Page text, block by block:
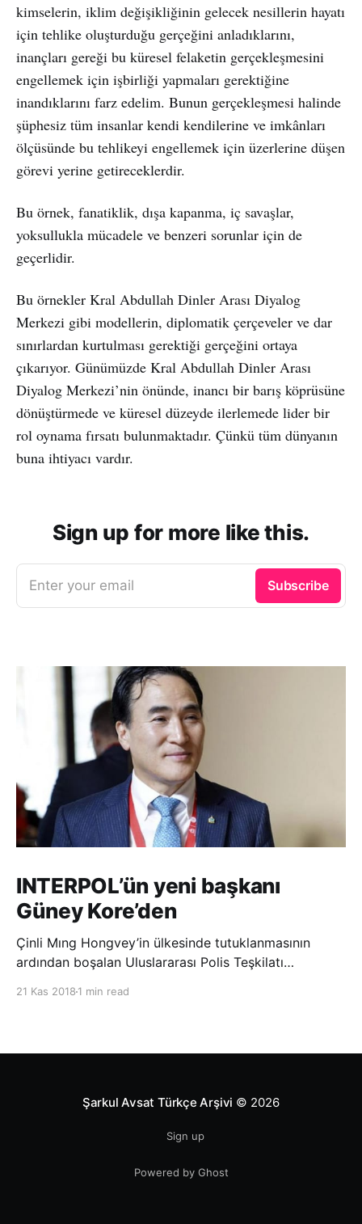
kimselerin, iklim değişikliğinin gelecek nesillerin hayatı
için tehlike oluşturduğu gerçeğini anladıklarını,
inançları gereği bu küresel felaketin gerçekleşmesini
engellemek için işbirliği yapmaları gerektiğine
inandıklarını farz edelim. Bunun gerçekleşmesi halinde
şüphesiz tüm insanlar kendi kendilerine ve imkânları
ölçüsünde bu tehlikeyi engellemek için üzerlerine düşen
görevi yerine getireceklerdir.
Bu örnek, fanatiklik, dışa kapanma, iç savaşlar,
yoksullukla mücadele ve benzeri sorunlar için de
geçerlidir.
Bu örnekler Kral Abdullah Dinler Arası Diyalog
Merkezi gibi modellerin, diplomatik çerçeveler ve dar
sınırlardan kurtulması gerektiği gerçeğini ortaya
çıkarıyor. Günümüzde Kral Abdullah Dinler Arası
Diyalog Merkezi’nin önünde, inancı bir barış köprüsüne
dönüştürmede ve küresel düzeyde ilerlemede lider bir
rol oynama fırsatı bulunmaktadır. Çünkü tüm dünyanın
buna ihtiyacı vardır.
Sign up for more like this.
Enter your email Subscribe
INTERPOL’ün yeni başkanı
Güney Kore’den
Çinli Mıng Hongvey’in ülkesinde tutuklanmasının
ardından boşalan Uluslararası Polis Teşkilatı
21 Kas 2018 1 min read
Şarkul Avsat Türkçe Arşivi © 2026
Sign up
Powered by Ghost